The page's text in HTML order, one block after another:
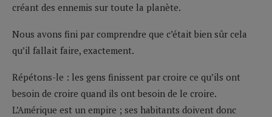
créant des ennemis sur toute la planète.
Nous avons fini par comprendre que c’était bien sûr cela
qu’il fallait faire, exactement.
Répétons-le : les gens finissent par croire ce qu’ils ont
besoin de croire quand ils ont besoin de le croire.
L’Amérique est un empire ; ses habitants doivent donc